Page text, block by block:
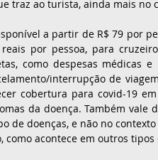
traz ao turista, ainda mais
a partir de R$ 79 por
por pessoa, para
como despesas médicas
interrupção de
cobertura para covid-19
da doença. Também vale
de doenças, e não no
como acontece em outros tipos